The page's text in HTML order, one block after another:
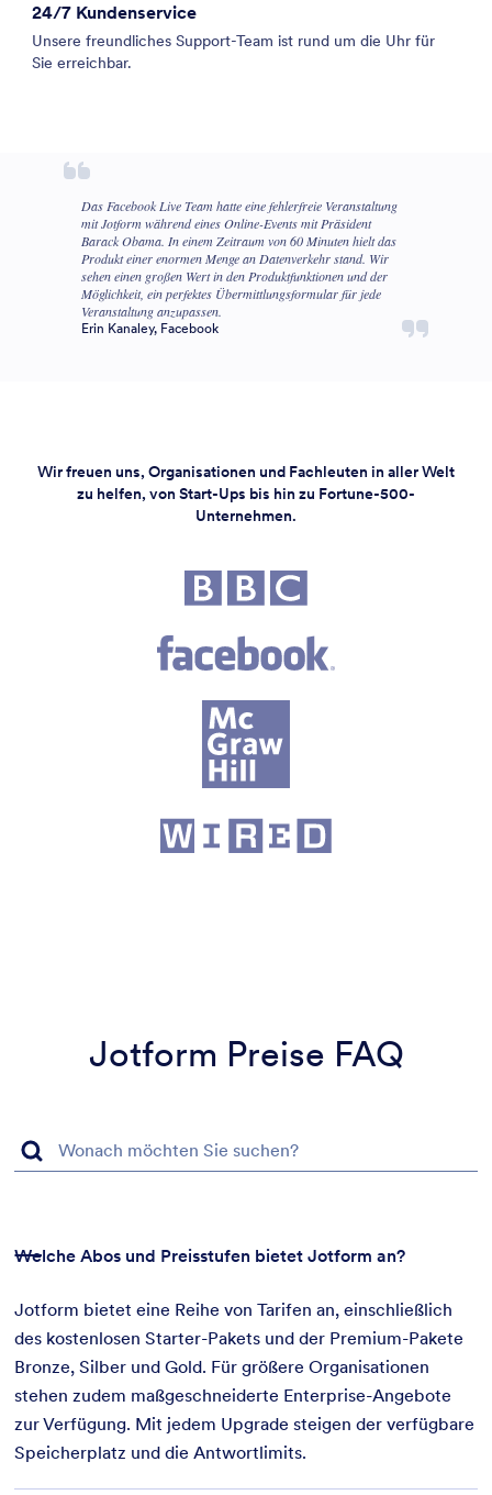
24/7 Kundenservice
Unsere freundliches Support-Team ist rund um die Uhr für
Sie erreichbar.
Das Facebook Live Team hatte eine fehlerfreie Veranstaltung
mit Jotform während eines Online-Events mit Präsident
Barack Obama. In einem Zeitraum von 60 Minuten hielt das
Produkt einer enormen Menge an Datenverkehr stand. Wir
sehen einen großen Wert in den Produktfunktionen und der
Möglichkeit, ein perfektes Übermittlungsformular für jede
Veranstaltung anzupassen.
Erin Kanaley, Facebook
Wir freuen uns, Organisationen und Fachleuten in aller Welt
zu helfen, von Start-Ups bis hin zu Fortune-500-
Unternehmen.
Fortune 500 Unternehmen
Jotform Preise FAQ
Welche Abos und Preisstufen bietet Jotform an?
Jotform bietet eine Reihe von Tarifen an, einschließlich
des kostenlosen Starter-Pakets und der Premium-Pakete
Bronze, Silber und Gold. Für größere Organisationen
stehen zudem maßgeschneiderte Enterprise-Angebote
zur Verfügung. Mit jedem Upgrade steigen der verfügbare
Speicherplatz und die Antwortlimits.